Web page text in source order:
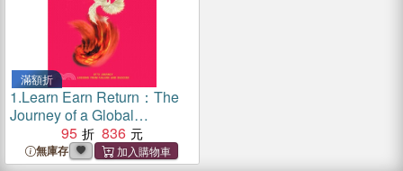
滿額折
1.Learn Earn Return：The
Journey of a Global
Entrepreneur
95 836
無庫存